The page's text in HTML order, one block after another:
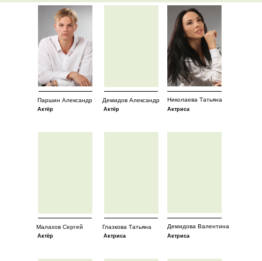
Николаева Татьяна
Актриса
Актёр
Паршин Александр
Актёр
Демидов Александр
Актриса
Глазкова Татьяна Демидова Валентина
Актриса
Актёр
Малахов Сергей